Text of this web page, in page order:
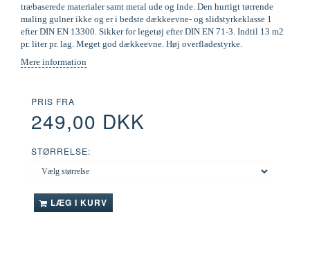
træbaserede materialer samt metal ude og inde. Den hurtigt tørrende
maling gulner ikke og er i bedste dækkeevne- og slidstyrkeklasse 1
efter DIN EN 13300. Sikker for legetøj efter DIN EN 71-3. Indtil 13 m2
pr. liter pr. lag. Meget god dækkeevne. Høj overfladestyrke.
Mere information
PRIS FRA
249,00 DKK
STØRRELSE:
LÆG I KURV